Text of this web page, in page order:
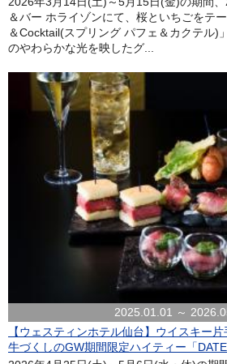
＆バー ホライゾンにて、桜といちごをテ
＆Cocktail(スプリング パフェ＆カクテル)
のやわらかな光を映したグ...
2025.01.01 ～
【ウェスティンホテル仙台】ウイスキー
牛づくしのGW期間限定ハイティー「DATE